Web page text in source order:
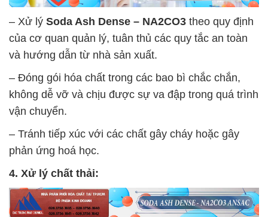
– Xử lý Soda Ash Dense – NA2CO3 theo quy định
của cơ quan quản lý, tuân thủ các quy tắc an toàn
và hướng dẫn từ nhà sản xuất.
– Đóng gói hóa chất trong các bao bì chắc chắn,
không dễ vỡ và chịu được sự va đập trong quá trình
vận chuyển.
– Tránh tiếp xúc với các chất gây cháy hoặc gây
phản ứng hoá học.
4. Xử lý chất thải: